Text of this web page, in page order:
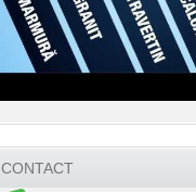
CONTACT